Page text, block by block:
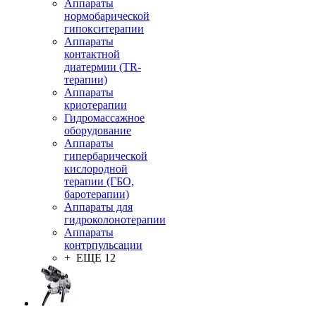
Аппараты
нормобарической
гипокситерапии
Аппараты
контактной
диатермии (TR-
терапии)
Аппараты
криотерапии
Гидромассажное
оборудование
Аппараты
гипербарической
кислородной
терапии (ГБО,
баротерапии)
Аппараты для
гидроколонотерапии
Аппараты
контрпульсации
+ ЕЩЕ 12